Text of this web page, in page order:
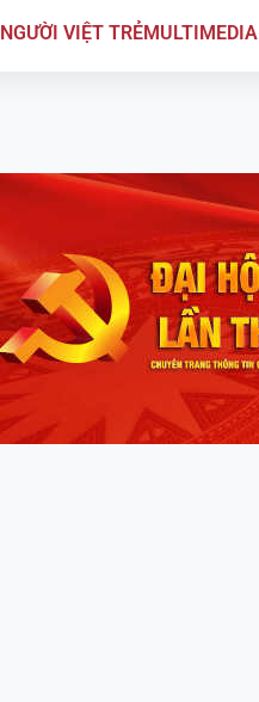
NGƯỜI VIỆT TRẺMULTIMEDIA